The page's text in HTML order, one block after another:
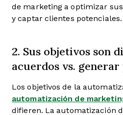
de marketing a optimizar
y captar clientes potenciales.
2. Sus objetivos son
acuerdos vs.
Los objetivos de la
automatización de
difieren. La automatización